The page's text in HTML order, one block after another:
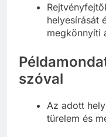
helyesírását
megkönnyíti
szóval
Az adott
türelem és